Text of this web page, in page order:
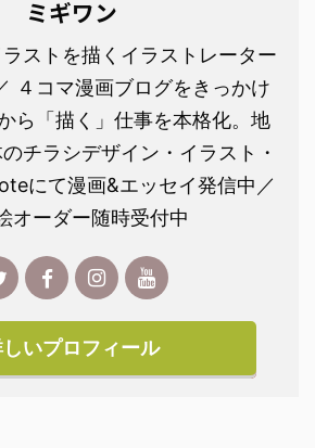
ミギワン
ストを描くイラストレーター
４コマ漫画ブログをきっかけ
ら「描く」仕事を本格化。地
チラシデザイン・イラスト・
にて漫画&エッセイ発信中／
オーダー随時受付中
いプロフィール